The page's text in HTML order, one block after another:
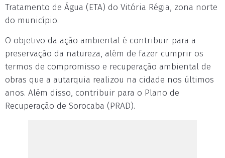
Tratamento de Água (ETA) do Vitória Régia, zona norte
do município.
O objetivo da ação ambiental é contribuir para a
preservação da natureza, além de fazer cumprir os
termos de compromisso e recuperação ambiental de
obras que a autarquia realizou na cidade nos últimos
anos. Além disso, contribuir para o Plano de
Recuperação de Sorocaba (PRAD).